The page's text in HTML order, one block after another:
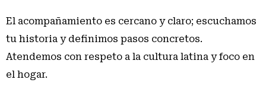
El acompañamiento es cercano y claro; escuchamos
tu historia y definimos pasos concretos.
Atendemos con respeto a la cultura latina y foco en
el hogar.